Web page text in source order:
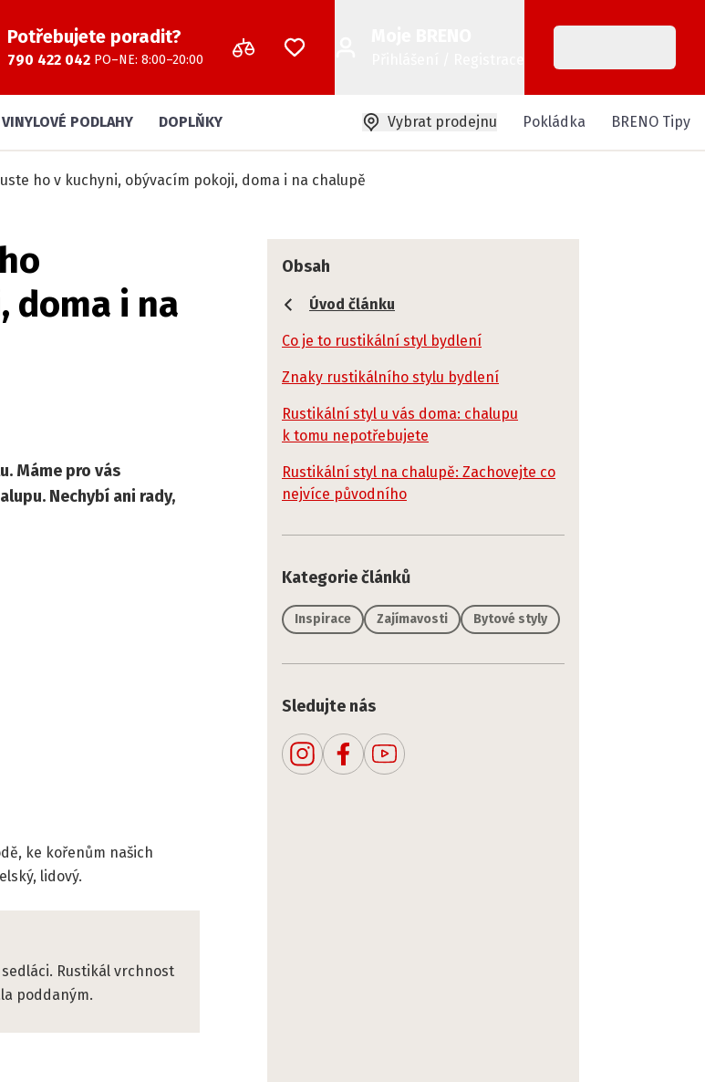
Potřebujete poradit?
790 422 042 PO–NE: 8:00–20:00
VINYLOVÉ PODLAHY DOPLŇKY Vybrat prodejnu Pokládka BRENO Tipy
ho v kuchyni, obývacím pokoji, doma i na chalupě
doma i na
Máme pro vás
Nechybí ani rady,
ke kořenům našich
lidový.
Rustikál vrchnost
poddaným.
Obsah
Úvod článku
Co je to rustikální styl bydlení
Znaky rustikálního stylu bydlení
Rustikální styl u vás doma: chalupu
k tomu nepotřebujete
Rustikální styl na chalupě: Zachovejte co
nejvíce původního
Kategorie článků
Inspirace Zajímavosti Bytové styly
Sledujte nás